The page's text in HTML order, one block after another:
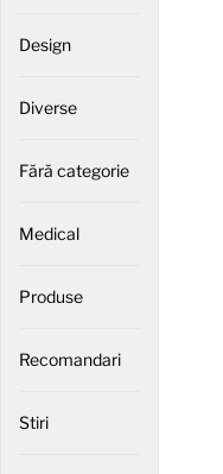
Design
Diverse
Fără categorie
Medical
Produse
Recomandari
Stiri